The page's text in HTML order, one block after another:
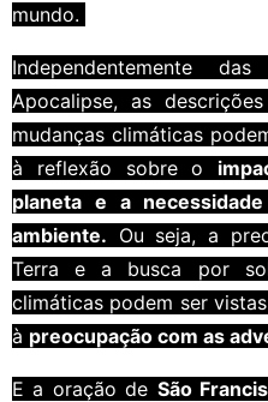
mundo.
Independentemente
Apocalipse, as
mudanças climáticas
à reflexão sobre o
planeta e a
ambiente. Ou seja, a
Terra e a busca por
climáticas podem ser
à preocupação com as
E a oração de São